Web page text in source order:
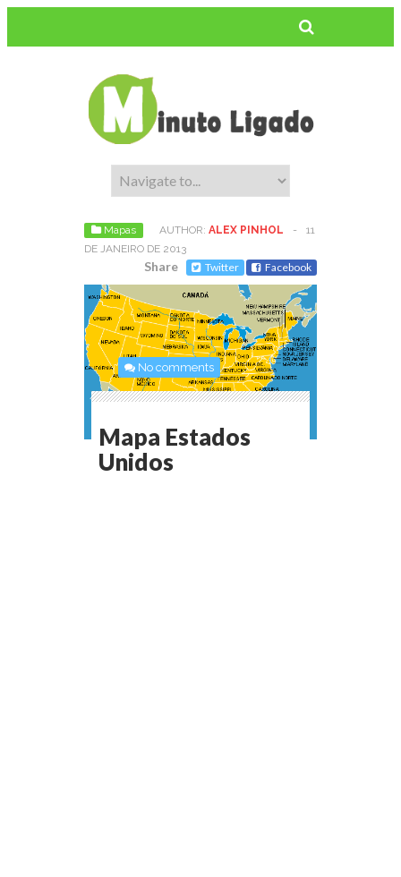
Mapas AUTHOR: ALEX PINHOL -
11
DE JANEIRO DE 2013
Share Twitter Facebook
No comments
Mapa Estados
Unidos